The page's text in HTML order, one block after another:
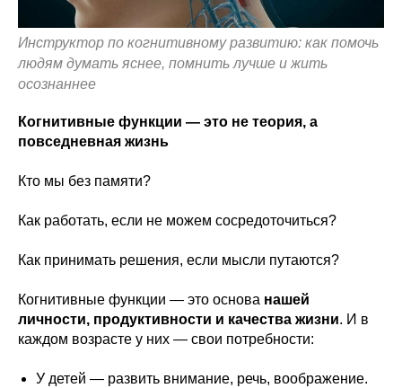
Инструктор по когнитивному развитию: как помочь
людям думать яснее, помнить лучше и жить
осознаннее
Когнитивные функции — это не теория, а
повседневная жизнь
Кто мы без памяти?
Как работать, если не можем сосредоточиться?
Как принимать решения, если мысли путаются?
Когнитивные функции — это основа нашей
личности, продуктивности и качества жизни. И в
каждом возрасте у них — свои потребности:
У детей — развить внимание, речь, воображение.